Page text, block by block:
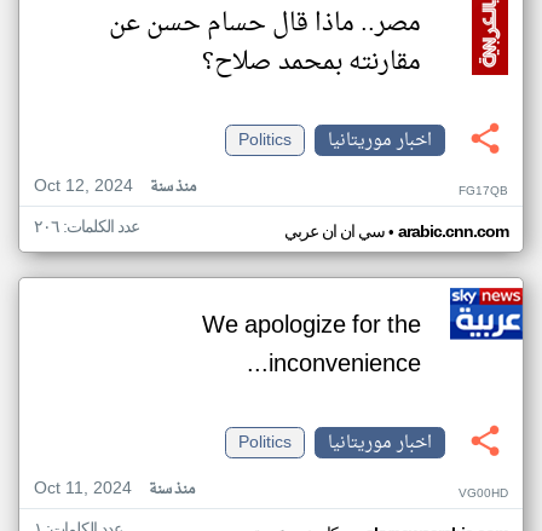
مصر.. ماذا قال حسام حسن عن
مقارنته بمحمد صلاح؟
اخبار موريتانيا
Politics
Oct 12, 2024
منذ سنة FG17QB
سي ان ان عربي• arabic.cnn.com عدد الكلمات: ٢٠٦
We apologize for the
inconvenience...
اخبار موريتانيا
Politics
Oct 11, 2024
منذ سنة VG00HD